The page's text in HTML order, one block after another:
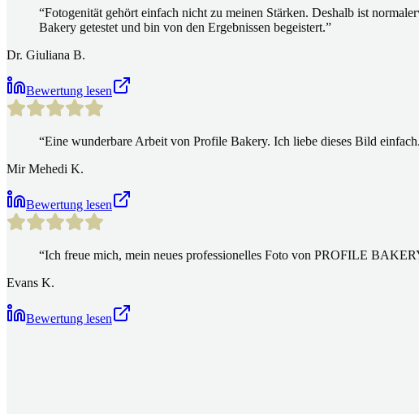
“Fotogenität gehört einfach nicht zu meinen Stärken. Deshalb ist
Bakery getestet und bin von den Ergebnissen begeistert.”
Dr. Giuliana B.
Bewertung lesen
“Eine wunderbare Arbeit von Profile Bakery. Ich liebe dieses Bild einfach.
Mir Mehedi K.
Bewertung lesen
“Ich freue mich, mein neues professionelles Foto von PROFILE
Evans K.
Bewertung lesen